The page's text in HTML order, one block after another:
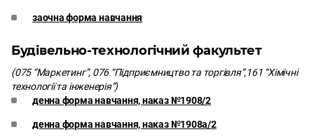
заочна форма навчання
Будівельно-технологічний факультет
(075 “Маркетинг”, 076 “Підприємництво та торгівля”,161 “Хімічні
технології та інженерія”)
денна форма навчання, наказ №1908/2
денна форма навчання, наказ №1908а/2